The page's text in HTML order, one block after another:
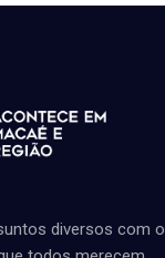
diversos com o